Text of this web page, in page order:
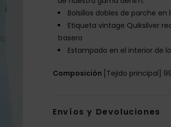
Bolsillos dobles de parche
Etiqueta vintage Quiksilver
trasero
Estampado en el interior de
Composición [Tejido principal]
Envíos y Devoluciones